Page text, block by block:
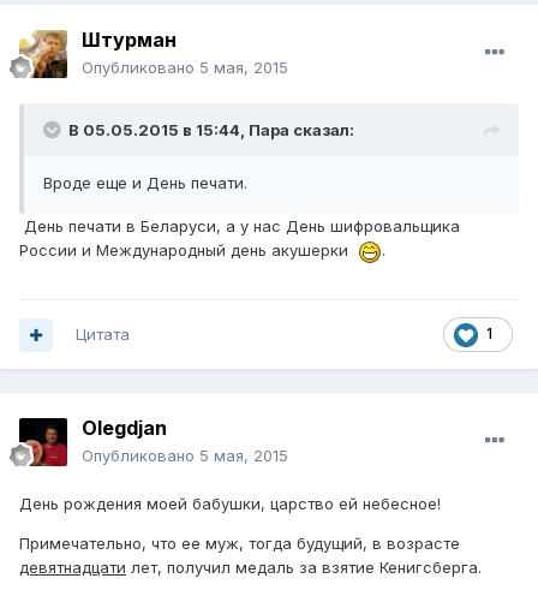
Штурман
Опубликовано 5 мая, 2015
В 05.05.2015 в 15:44, Пара сказал:
Вроде еще и День печати.
День печати в Беларуси, а у нас День шифровальщика
России и Международный день акушерки
.
1
Цитата
Olegdjan
Опубликовано 5 мая, 2015
День рождения моей бабушки, царство ей небесное!
Примечательно, что ее муж, тогда будущий, в возрасте
девятнадцати лет, получил медаль за взятие Кенигсберга.